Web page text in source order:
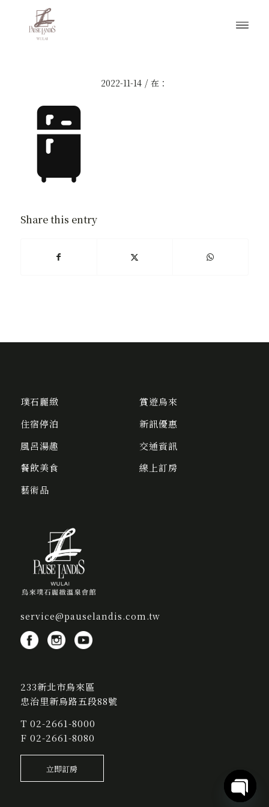
2022-11-14 / 在：
Share this entry
璞石麗緻
住宿停泊
風呂湯趣
餐飲美食
藝術品
賞遊烏來
新訊優惠
交通資訊
線上訂房
service@pauselandis.com.tw
233新北市烏來區
忠治里新烏路五段88號
T 02-2661-8000
F 02-2661-8080
立即訂房